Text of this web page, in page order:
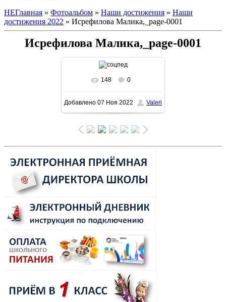
НЕГлавная » Фотоальбом » Наши достижения » Наши
достижения 2022 » Исрефилова Малика,_page-0001
Исрефилова Малика,_page-0001
В реальном размере
1132x1600/ 307.3Kb
148 0
Добавлено 07 Ноя 2022 Valeri